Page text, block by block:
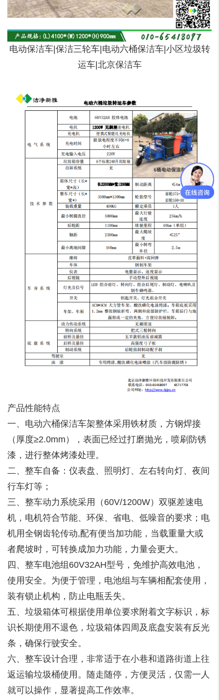
电动保洁车|保洁三轮车|电动六桶保洁车|小区垃圾转
运车|北京保洁车
产品性能特点
一、电动六桶保洁车架整体采用铁材质，方钢焊接
（厚度≥2.0mm），表面已经过打磨抛光，喷刷防锈
漆，进行整体烤漆处理。
二、整车自备：仪表盘、照明灯、左右转向灯、夜间
行车灯等；
三、整车动力系统采用（60V/1200W）双驱差速电
机，电机符合节能、环保、省电、低噪音的要求；电
机用全钢齿轮传动,配有便当加功能，当载重量大或
者爬坡时，可转换成加力功能，力量会更大。
四、整车电池组60V32AH型号，免维护高效电池，
使用安全。为便于管理，电池组与车辆相配套使用，
装有锁止机构，防止电瓶丢失。
五、垃圾箱体可根据使用单位要求附着文字标识，标
识长期使用不退色，垃圾箱体四周及底盘安装有反光
条，确保行驶安全。
六、整车设计合理，非常适于在小巷和道路街道上往
返运输垃圾桶使用。随走随停，方便灵活，仅需一人
就可以操作，显著提高工作效率。